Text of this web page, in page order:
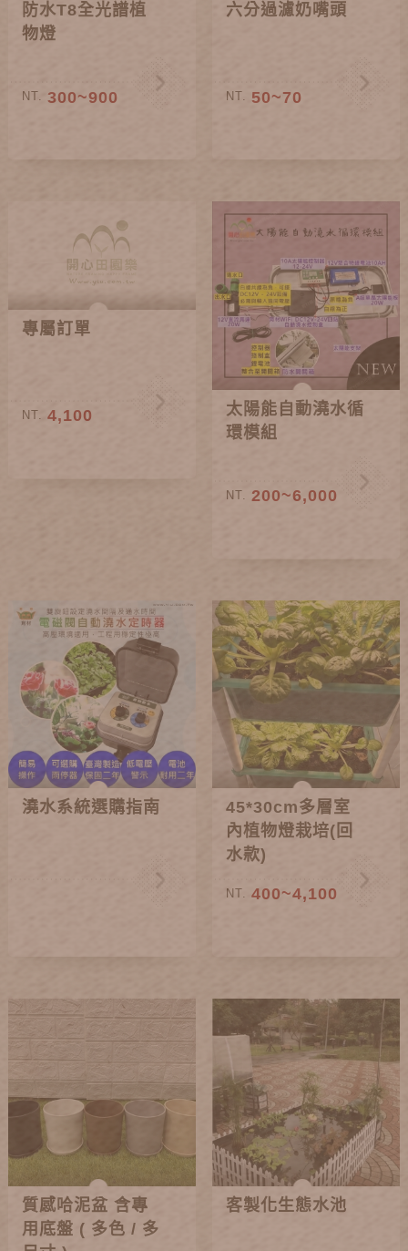
防水T8全光譜植
物燈
NT. 300~900
六分過濾奶嘴頭
NT. 50~70
專屬訂單
NT. 4,100
太陽能自動澆水循
環模組
NT. 200~6,000
澆水系統選購指南
45*30cm多層室
內植物燈栽培(回
水款)
NT. 400~4,100
質感哈泥盆 含專
用底盤 ( 多色 / 多
客製化生態水池